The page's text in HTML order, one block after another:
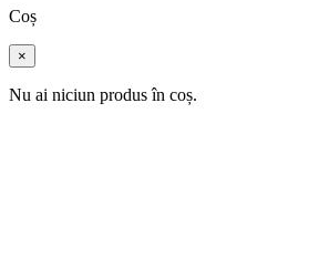
Coș
×
Nu ai niciun produs în coș.